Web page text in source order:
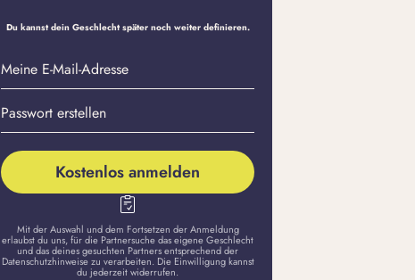
Du kannst dein Geschlecht später noch weiter definieren.
Meine
E-
Mail-
Adresse
Passwort
erstellen
Kostenlos anmelden
Mit der Auswahl und dem Fortsetzen der Anmeldung
erlaubst du uns, für die Partnersuche das eigene Geschlecht
und das deines gesuchten Partners entsprechend der
Datenschutzhinweise zu verarbeiten. Die Einwilligung kannst
du jederzeit widerrufen.